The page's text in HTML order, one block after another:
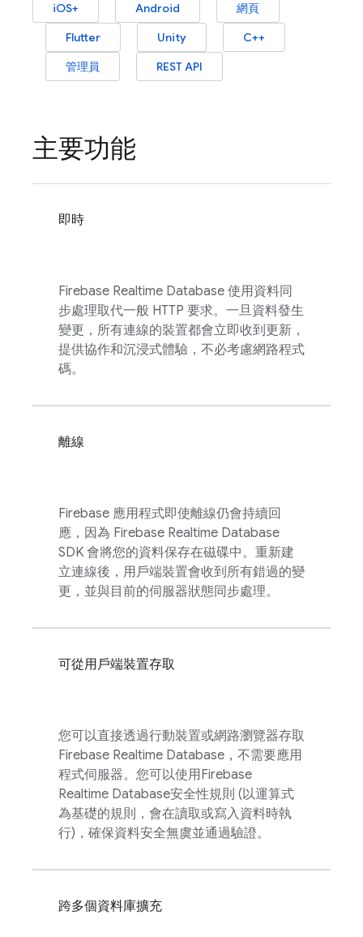
iOS+ Android
網頁
Flutter
Unity
C++
管理員
REST API
主要功能
即時
Firebase Realtime Database 使用資料同
步處理取代一般 HTTP 要求。一旦資料發生
變更，所有連線的裝置都會立即收到更新，
提供協作和沉浸式體驗，不必考慮網路程式
碼。
離線
Firebase 應用程式即使離線仍會持續回
應，因為 Firebase Realtime Database
SDK 會將您的資料保存在磁碟中。重新建
立連線後，用戶端裝置會收到所有錯過的變
更，並與目前的伺服器狀態同步處理。
可從用戶端裝置存取
您可以直接透過行動裝置或網路瀏覽器存取
Firebase Realtime Database ，不需要應用
程式伺服器。您可以使用Firebase
Realtime Database安全性規則 (以運算式
為基礎的規則，會在讀取或寫入資料時執
行)，確保資料安全無虞並通過驗證。
跨多個資料庫擴充